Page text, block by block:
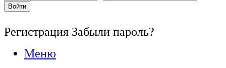
Войти
Регистрация Забыли пароль?
Меню